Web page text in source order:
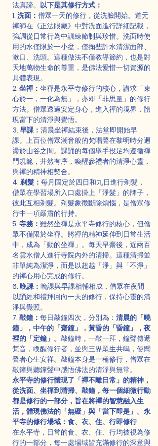
法真諦。 以下是其修行方式：
1. 洗面： 僧眾一天的修行，從洗臉開始。道元
禪師在《正法眼藏》中對洗面進行詳細記載，
強調從日常行為中訓練節制與珍惜。洗面時使
用的水僅限於一小盆，僅掬些許水清潔面部、
漱口、洗頭。這種做法不僅教導節約，也是對
天地萬物生命的尊重，是佛法愛惜一切資源的
具體表現。
2. 坐禪： 坐禪是永平寺修行的核心，講求「束
心於一，一化為無」，亦即「非思量」的修行
方法。僧眾透過安定身心，進入禪的境界，體
現當下的清淨與覺悟。
3. 早課： 清晨坐禪結束後，法堂即開始早
課。上百位僧眾潮音般的梵唱聲在黎明時分迴
盪於山谷之間。課誦的每個舉手投足均遵循禪
門規範，井然有序，喚醒參禮者的清淨心靈，
與禪的精神相契合。
4. 剃髮： 每月固定於四日和九日進行剃髮，
僧眾在學習場所入口處掛上「淨髮」的牌子，
彼此互相剃髮。剃髮象徵斷除煩惱，是僧眾修
行中一項嚴肅的行持。
5. 寺務： 雖然坐禪是永平寺修行的核心，但僧
眾不僅限於坐禪。將禪的精神延伸到日常生活
中，成為「動的坐禪」。每天早齋後，近兩百
名雲水僧人進行寺院內外的清掃。這種清掃並
非單純為潔淨，而是以超越「淨」與「不淨」
的禪心用心完成的修行。
6. 晚課： 晚課與早課相輔相成，僧眾在夜間
以誦經和禮拜回向一天的修行，保持心靈的清
淨與覺照。
7. 敲鐘： 每日敲鐘四次，分別為： 清晨的「曉
鐘」，中午的「齋鐘」，黃昏的「昏鐘」，夜
裡的「定鐘」。 敲鐘時，一敲一拜，鐘聲傳遞
梵音，喚醒修行者，並與三界眾生共鳴，使聞
聲者心生安祥。敲鐘本身是一種修行，僧眾在
敲鐘與聽鐘聲中感悟佛法的清淨與無常。
永平寺的修行體現了「禪不離日常」的精神，
從洗面、坐禪到清掃、敲鐘，每一個細微行動
都是修行的一部分，旨在將禪的智慧融入生
活，體現佛法的「無礙」與「當下即是」。永
平寺的修行場域：食、衣、住、行即修行
在永平寺，日常的食、衣、住、行均被視為修
行的一部分，每一處場域皆充滿修行的深意與